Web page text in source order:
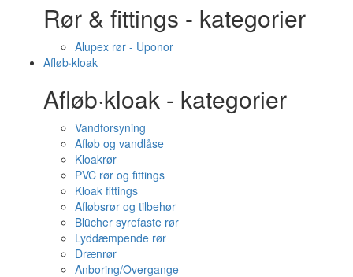
Rør & fittings - kategorier
Alupex rør - Uponor
Afløb·kloak
Afløb·kloak - kategorier
Vandforsyning
Afløb og vandlåse
Kloakrør
PVC rør og fittings
Kloak fittings
Afløbsrør og tilbehør
Blücher syrefaste rør
Lyddæmpende rør
Drænrør
Anboring/Overgange